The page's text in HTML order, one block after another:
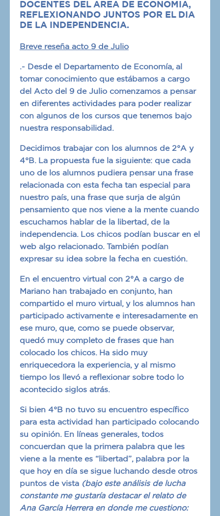
DOCENTES DEL AREA DE ECONOMIA,
REFLEXIONANDO JUNTOS POR EL DIA
DE LA INDEPENDENCIA.
Breve reseña acto 9 de Julio
.- Desde el Departamento de Economía, al
tomar conocimiento que estábamos a cargo
del Acto del 9 de Julio comenzamos a pensar
en diferentes actividades para poder realizar
con algunos de los cursos que tenemos bajo
nuestra responsabilidad.
Decidimos trabajar con los alumnos de 2°A y
4°B. La propuesta fue la siguiente: que cada
uno de los alumnos pudiera pensar una frase
relacionada con esta fecha tan especial para
nuestro país, una frase que surja de algún
pensamiento que nos viene a la mente cuando
escuchamos hablar de la libertad, de la
independencia. Los chicos podían buscar en el
web algo relacionado. También podían
expresar su idea sobre la fecha en cuestión.
En el encuentro virtual con 2°A a cargo de
Mariano han trabajado en conjunto, han
compartido el muro virtual, y los alumnos han
participado activamente e interesadamente en
ese muro, que, como se puede observar,
quedó muy completo de frases que han
colocado los chicos. Ha sido muy
enriquecedora la experiencia, y al mismo
tiempo los llevó a reflexionar sobre todo lo
acontecido siglos atrás.
Si bien 4°B no tuvo su encuentro específico
para esta actividad han participado colocando
su opinión. En líneas generales, todos
concuerdan que la primera palabra que les
viene a la mente es “libertad”, palabra por la
que hoy en día se sigue luchando desde otros
puntos de vista (bajo este análisis de lucha
constante me gustaría destacar el relato de
Ana García Herrera en donde me cuestiono: